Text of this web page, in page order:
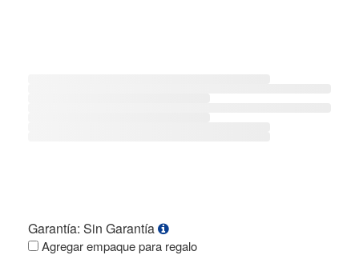
Garantía: Sin Garantía
Agregar empaque para regalo